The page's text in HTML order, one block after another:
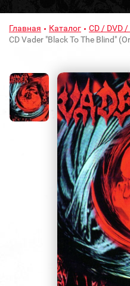
Главная Каталог CD / DVD
CD Vader "Black To The Blind"